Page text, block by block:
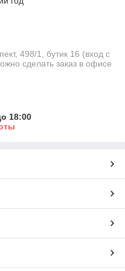
498/1, бутик 16 (вход с
сделать заказ в офисе
18:00